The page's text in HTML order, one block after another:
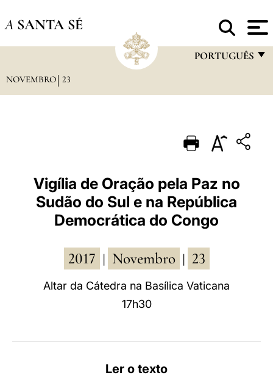
A SANTA SÉ
PORTUGUÊS
PORTUGUÊS
ESPAÑOL
DEUTSCH
POLSKI
العربيّة
中文
LATINE
NOVEMBRO 23
Vigília de Oração pela Paz no
Sudão do Sul e na República
Democrática do Congo
2017 Novembro 23
Altar da Cátedra na Basílica Vaticana
17h30
Ler o texto